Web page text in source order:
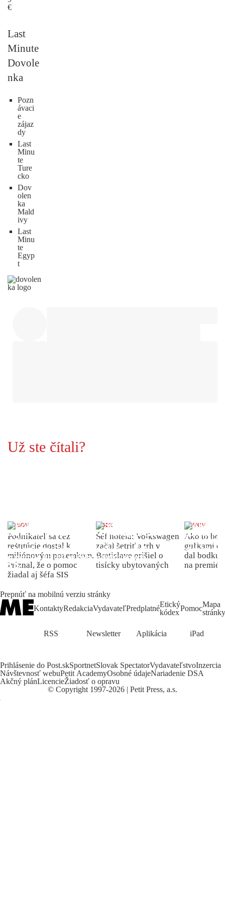
€
Last
Minute
Dovole
nka
Pozn
ávaci
e
zájaz
dy
Last
Minu
te
Ture
cko
Dov
olen
ka
Mald
ivy
Last
Minu
te
Egyp
t
Už ste čítali?
DOMOV
Podnikateľ sa cez
reštitúcie dostal k
miliónovým pozemkom.
Priznal, že o pomoc
žiadal aj šéfa SIS
INDEX
Šéf hotela: Volkswagen
začal šetriť a trh v
Bratislave prišiel o
tisícky ubytovaných
DOMOV
Ako to
guľkami
dal bodku
na
Prepnúť na mobilnú verziu stránky
KontaktyRedakciaVydavateľPredplatnéEtický
kódexPomocMapa
stránky
RSS Newsletter Aplikácia iPad
Prihlásenie do Post.skSportnetSlovak SpectatorVydavateľstvoInzercia
Návštevnosť webuPetit AcademyOsobné údajeNariadenie DSA
Akčný plánLicencieŽiadosť o opravu
© Copyright 1997-2026 | Petit Press, a.s.